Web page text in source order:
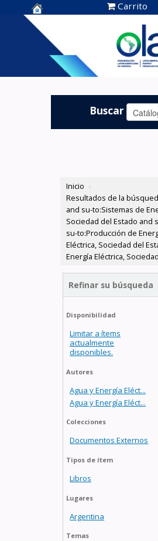
Centro de
Documentación
OLADE -
Carrito
Buscar
Inicio ›
Resultados de la
and su-to:Sistemas de
Sociedad del Estado and
su-to:Producción de
Eléctrica, Sociedad del
Energía Eléctrica,
Refinar su búsqueda
Disponibilidad
Limitar a ítems
actualmente
disponibles.
Autores
Agua y Energía Eléct...
Agua y Energía Eléct...
Colecciones
Documentos Externos
Tipos de ítem
Libros
Lugares
Argentina
Temas